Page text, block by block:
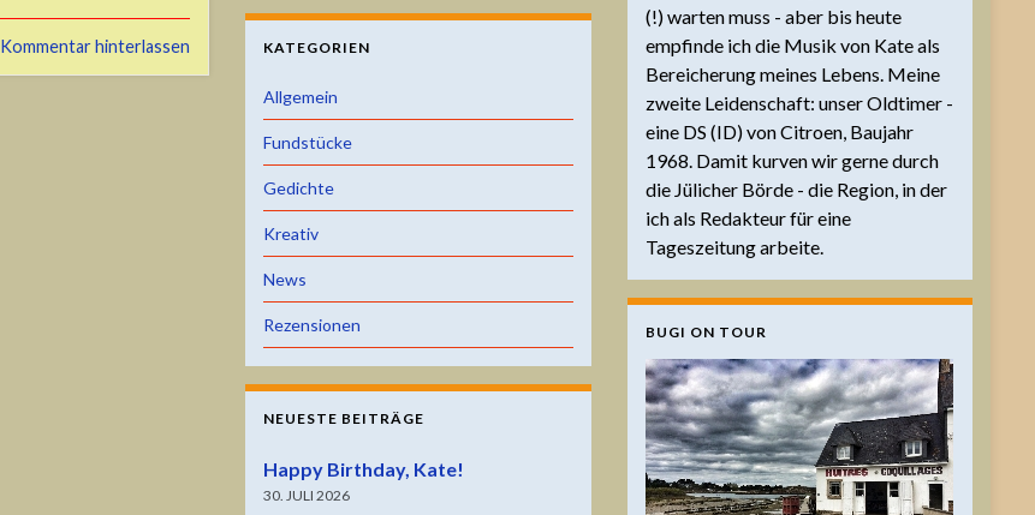
Kommentar hinterlassen KATEGORIEN
Allgemein
Fundstücke
Gedichte
Kreativ
News
Rezensionen
NEUESTE BEITRÄGE
Happy Birthday, Kate!
30. JULI 2026
(!) warten muss - aber bis heute
empfinde ich die Musik von Kate als
Bereicherung meines Lebens. Meine
zweite Leidenschaft: unser Oldtimer -
eine DS (ID) von Citroen, Baujahr
1968. Damit kurven wir gerne durch
die Jülicher Börde - die Region, in der
ich als Redakteur für eine
Tageszeitung arbeite.
BUGI ON TOUR